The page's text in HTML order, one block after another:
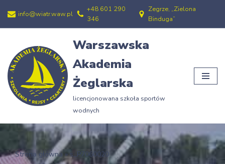
Przejdź
treści
info@wiatr.waw.pl
+48 601 290
346
Zegrze, „Zielona
Binduga”
Warszawska
Akademia
Żeglarska
licencjonowana szkoła sportów
wodnych
Strona główna »s_P7060020